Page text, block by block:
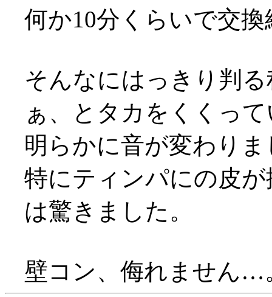
何か10分くらいで交
そんなにはっきり判
ぁ、とタカをくくっ
明らかに音が変わり
特にティンパにの皮
は驚きました。
壁コン、侮れません…